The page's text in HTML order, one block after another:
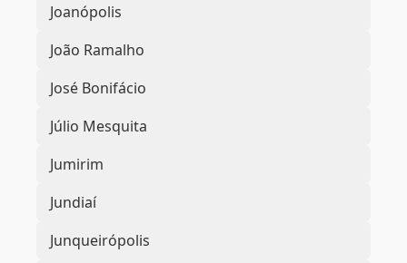
Joanópolis
João Ramalho
José Bonifácio
Júlio Mesquita
Jumirim
Jundiaí
Junqueirópolis